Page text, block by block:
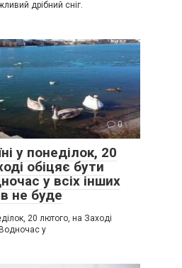
дрібний сніг.
0
у понеділок, 20
обіцяє бути
у всіх інших
не буде
20 лютого, на Заході
у